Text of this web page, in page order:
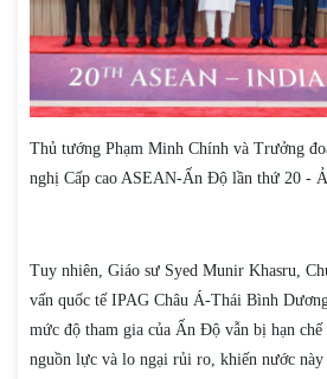
Thủ tướng Phạm Minh Chính và Trưởng
nghị Cấp cao ASEAN-Ấn Độ lần thứ 20 -
Tuy nhiên, Giáo sư Syed Munir Khasru,
vấn quốc tế IPAG Châu Á-Thái Bình
mức độ tham gia của Ấn Độ vẫn bị hạn
nguồn lực và lo ngại rủi ro, khiến nước